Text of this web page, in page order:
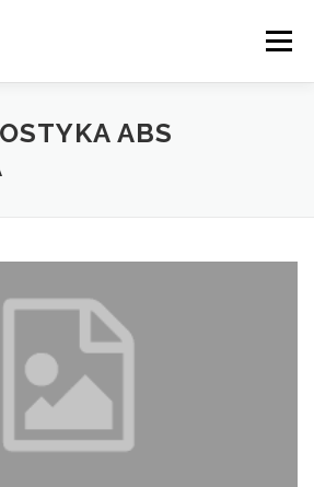
Menu
ELEKTRYK SAMOCHODOWY
ABS